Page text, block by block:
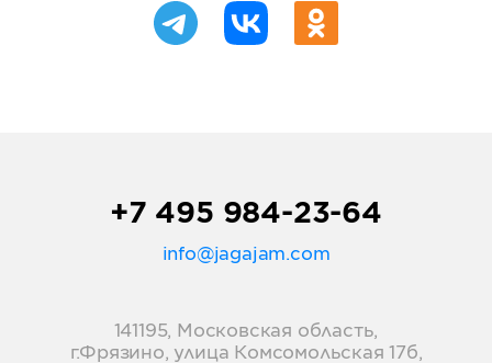
+7 495 984-23-64
info@jagajam.com
141195, Московская область,
г.Фрязино, улица Комсомольская 17б,